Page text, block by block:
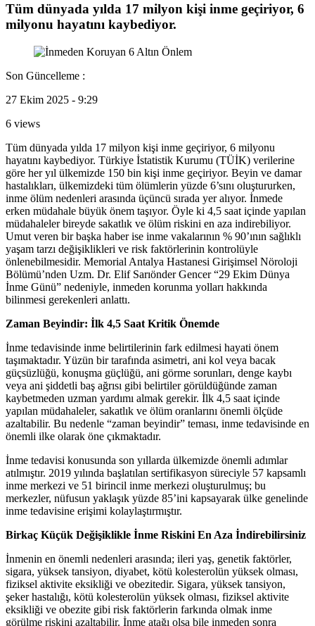
Tüm dünyada yılda 17 milyon kişi inme geçiriyor, 6
milyonu hayatını kaybediyor.
Son Güncelleme :
27 Ekim 2025 - 9:29
6 views
Tüm dünyada yılda 17 milyon kişi inme geçiriyor, 6 milyonu
hayatını kaybediyor. Türkiye İstatistik Kurumu (TÜİK) verilerine
göre her yıl ülkemizde 150 bin kişi inme geçiriyor. Beyin ve damar
hastalıkları, ülkemizdeki tüm ölümlerin yüzde 6’sını oluştururken,
inme ölüm nedenleri arasında üçüncü sırada yer alıyor. İnmede
erken müdahale büyük önem taşıyor. Öyle ki 4,5 saat içinde yapılan
müdahaleler bireyde sakatlık ve ölüm riskini en aza indirebiliyor.
Umut veren bir başka haber ise inme vakalarının % 90’ının sağlıklı
yaşam tarzı değişiklikleri ve risk faktörlerinin kontrolüyle
önlenebilmesidir. Memorial Antalya Hastanesi Girişimsel Nöroloji
Bölümü’nden Uzm. Dr. Elif Sarıönder Gencer “29 Ekim Dünya
İnme Günü” nedeniyle, inmeden korunma yolları hakkında
bilinmesi gerekenleri anlattı.
Zaman Beyindir: İlk 4,5 Saat Kritik Önemde
İnme tedavisinde inme belirtilerinin fark edilmesi hayati önem
taşımaktadır. Yüzün bir tarafında asimetri, ani kol veya bacak
güçsüzlüğü, konuşma güçlüğü, ani görme sorunları, denge kaybı
veya ani şiddetli baş ağrısı gibi belirtiler görüldüğünde zaman
kaybetmeden uzman yardımı almak gerekir. İlk 4,5 saat içinde
yapılan müdahaleler, sakatlık ve ölüm oranlarını önemli ölçüde
azaltabilir. Bu nedenle “zaman beyindir” teması, inme tedavisinde en
önemli ilke olarak öne çıkmaktadır.
İnme tedavisi konusunda son yıllarda ülkemizde önemli adımlar
atılmıştır. 2019 yılında başlatılan sertifikasyon süreciyle 57 kapsamlı
inme merkezi ve 51 birincil inme merkezi oluşturulmuş; bu
merkezler, nüfusun yaklaşık yüzde 85’ini kapsayarak ülke genelinde
inme tedavisine erişimi kolaylaştırmıştır.
Birkaç Küçük Değişiklikle İnme Riskini En Aza İndirebilirsiniz
İnmenin en önemli nedenleri arasında; ileri yaş, genetik faktörler,
sigara, yüksek tansiyon, diyabet, kötü kolesterolün yüksek olması,
fiziksel aktivite eksikliği ve obezitedir. Sigara, yüksek tansiyon,
şeker hastalığı, kötü kolesterolün yüksek olması, fiziksel aktivite
eksikliği ve obezite gibi risk faktörlerin farkında olmak inme
görülme riskini azaltabilir. İnme atağı olsa bile inmeden sonra